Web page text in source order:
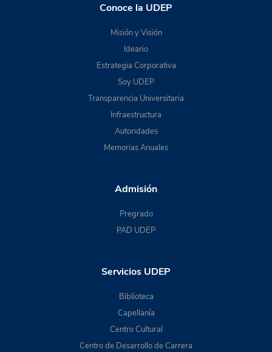
Conoce la UDEP
Misión y Visión
Ideario
Estrategia Corporativa
Soy UDEP
Transparencia Universitaria
Infraestructura
Autoridades
Memorias Anuales
Admisión
Pregrado
PAD UDEP
Servicios UDEP
Biblioteca
Capellanía
Centro Cultural
Centro de Desarrollo de Carrera